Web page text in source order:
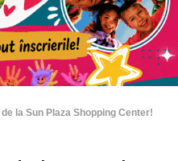
la Sun Plaza Shopping Center!